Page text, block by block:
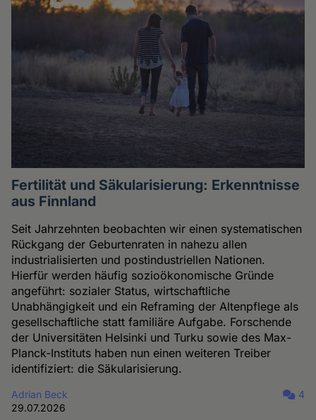
Fertilität und Säkularisierung: Erkenntnisse
aus Finnland
Seit Jahrzehnten beobachten wir einen systematischen
Rückgang der Geburtenraten in nahezu allen
industrialisierten und postindustriellen Nationen.
Hierfür werden häufig sozioökonomische Gründe
angeführt: sozialer Status, wirtschaftliche
Unabhängigkeit und ein Reframing der Altenpflege als
gesellschaftliche statt familiäre Aufgabe. Forschende
der Universitäten Helsinki und Turku sowie des Max-
Planck-Instituts haben nun einen weiteren Treiber
identifiziert: die Säkularisierung.
Adrian Beck
29.07.2026
4